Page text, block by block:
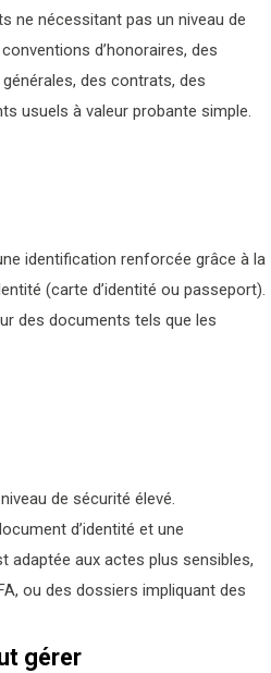
ne nécessitant pas un niveau de
d’honoraires, des
des contrats, des
usuels à valeur probante simple.
identification renforcée grâce à la
(carte d’identité ou passeport).
des documents tels que les
de sécurité élevé.
d’identité et une
adaptée aux actes plus sensibles,
ou des dossiers impliquant des
gérer